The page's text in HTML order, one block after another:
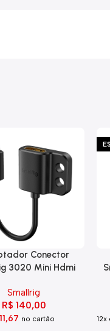
Conector
3020 Mini Hdmi
Smallrig
R$ 140,00
no cartão 12x